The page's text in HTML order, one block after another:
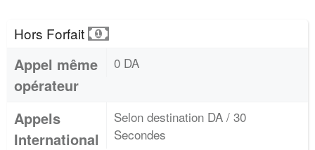
Hors Forfait
Appel même
opérateur
0 DA
Appels
International
Selon destination DA / 30
Secondes